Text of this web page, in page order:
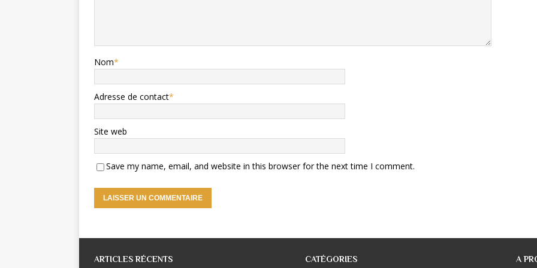
Nom*
Adresse de contact*
Site web
Save my name, email, and website in this browser for the next time I comment.
ARTICLES RÉCENTS CATÉGORIES A